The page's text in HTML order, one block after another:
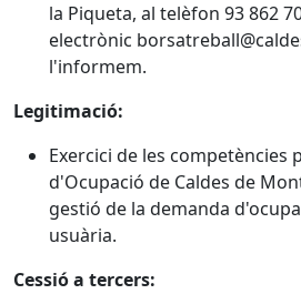
la Piqueta, al telèfon 93 862
electrònic
l'informem.
Legitimació:
Exercici de les competències
d'Ocupació de Caldes de
gestió de la demanda
usuària.
Cessió a tercers: